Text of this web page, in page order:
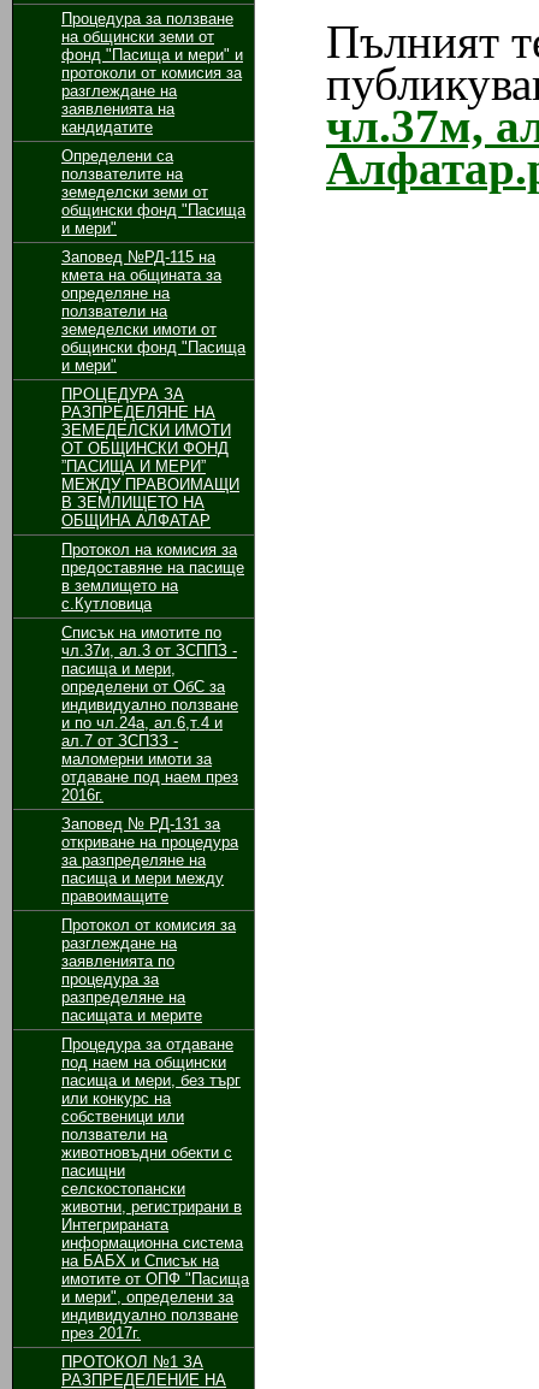
Процедура за ползване
на общински земи от
фонд "Пасища и мери" и
протоколи от комисия за
разглеждане на
заявленията на
кандидатите
Определени са
ползвателите на
земеделски земи от
общински фонд "Пасища
и мери"
Заповед №РД-115 на
кмета на общината за
определяне на
ползватели на
земеделски имоти от
общински фонд "Пасища
и мери"
ПРОЦЕДУРА ЗА
РАЗПРЕДЕЛЯНЕ НА
ЗЕМЕДЕЛСКИ ИМОТИ
ОТ ОБЩИНСКИ ФОНД
”ПАСИЩА И МЕРИ”
МЕЖДУ ПРАВОИМАЩИ
В ЗЕМЛИЩЕТО НА
ОБЩИНА АЛФАТАР
Протокол на комисия за
предоставяне на пасище
в землището на
с.Кутловица
Списък на имотите по
чл.37и, ал.3 от ЗСППЗ -
пасища и мери,
определени от ОбС за
индивидуално ползване
и по чл.24а, ал.6,т.4 и
ал.7 от ЗСПЗЗ -
маломерни имоти за
отдаване под наем през
2016г.
Заповед № РД-131 за
откриване на процедура
за разпределяне на
пасища и мери между
правоимащите
Протокол от комисия за
разглеждане на
заявленията по
процедура за
разпределяне на
пасищата и мерите
Процедура за отдаване
под наем на общински
пасища и мери, без търг
или конкурс на
собственици или
ползватели на
животновъдни обекти с
пасищни
селскостопански
животни, регистрирани в
Интегрираната
информационна система
на БАБХ и Списък на
имотите от ОПФ "Пасища
и мери", определени за
индивидуално ползване
през 2017г.
ПРОТОКОЛ №1 ЗА
РАЗПРЕДЕЛЕНИЕ НА
Пълният
чл.37м,